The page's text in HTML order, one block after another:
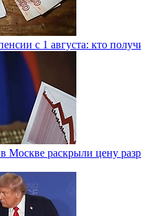
с 1 августа: кто
Москве раскрыли цену